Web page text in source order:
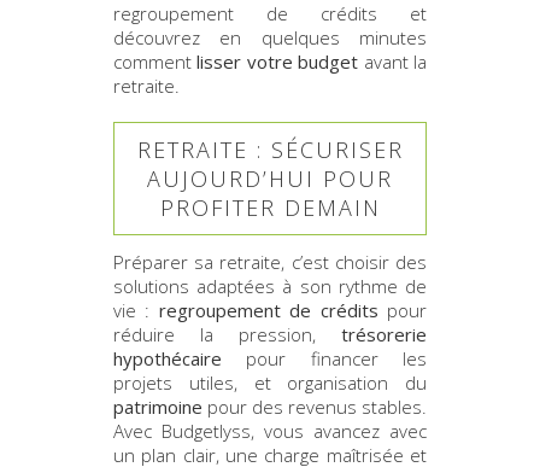
regroupement de crédits et
découvrez en quelques minutes
commentlisser votre budget avant la
retraite.
RETRAITE : SÉCURISER
AUJOURD’HUI POUR
PROFITER DEMAIN
Préparer sa retraite, c’est choisir des
solutions adaptées à son rythme de
vie : regroupement de crédits pour
réduire la pression, trésorerie
hypothécaire pour financer les
projets utiles, et organisation du
patrimoine pour des revenus stables.
Avec Budgetlyss, vous avancez avec
un plan clair, une charge maîtrisée et